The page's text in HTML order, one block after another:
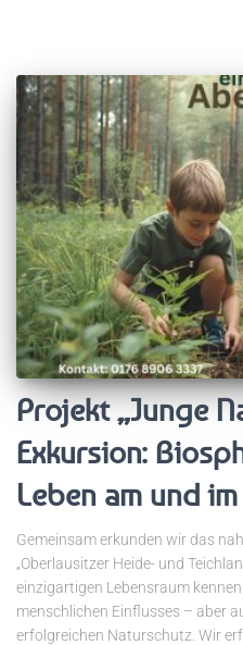
Projekt „Junge
Exkursion:
Leben am und
Gemeinsam erkunden wir das
„Oberlausitzer Heide- und
einzigartigen Lebensraum
menschlichen Einflusses – aber
erfolgreichen Naturschutz. Wir